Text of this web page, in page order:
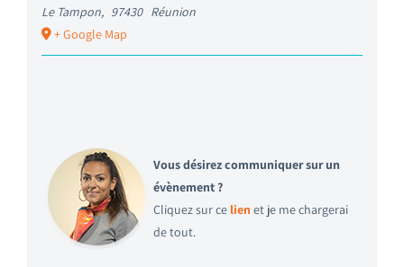
Le Tampon, 97430 Réunion
+ Google Map
Vous désirez communiquer sur un
évènement ?
Cliquez sur ce lien et je me chargerai
de tout.